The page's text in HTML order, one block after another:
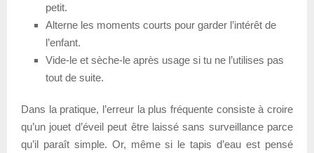
petit.
Alterne les moments courts pour garder l’intérêt de
l’enfant.
Vide-le et sèche-le après usage si tu ne l’utilises pas
tout de suite.
Dans la pratique, l’erreur la plus fréquente consiste à croire
qu’un jouet d’éveil peut être laissé sans surveillance parce
qu’il paraît simple. Or, même si le tapis d’eau est pensé